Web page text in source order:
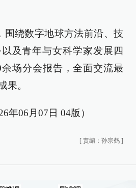
围绕数字地球方法前沿、技
及青年与女科学家发展四
场分会报告，全面交流最
果。
年06月07日 04版）
[ 责编：孙宗鹤 ]